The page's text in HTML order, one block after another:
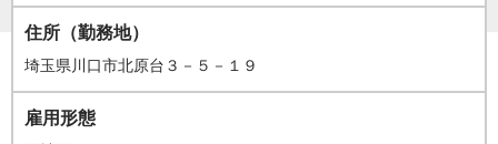
住所（勤務地）
埼玉県川口市北原台３－５－１９
雇用形態